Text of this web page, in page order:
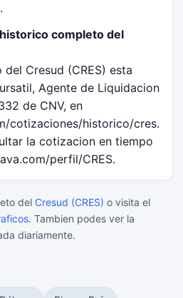
completo del
Cresud (CRES) esta
Agente de Liquidacion
de CNV, en
cotizaciones/historico/cres.
la cotizacion en tiempo
perfil/CRES.
del Cresud (CRES) o visita el
. Tambien podes ver la
diariamente.